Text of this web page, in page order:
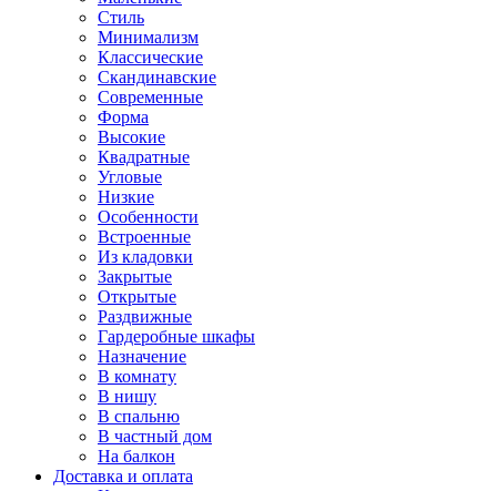
Стиль
Минимализм
Классические
Скандинавские
Современные
Форма
Высокие
Квадратные
Угловые
Низкие
Особенности
Встроенные
Из кладовки
Закрытые
Открытые
Раздвижные
Гардеробные шкафы
Назначение
В комнату
В нишу
В спальню
В частный дом
На балкон
Доставка и оплата